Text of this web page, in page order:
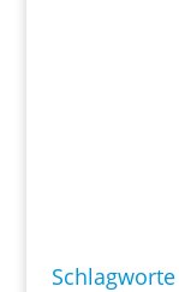
Schlagworte